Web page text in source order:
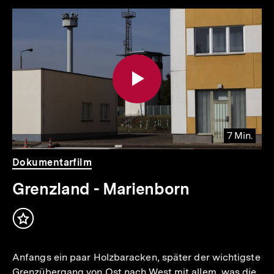
Inhaltskarousell
Inhalte
Inhaltskarussell
überspringen
7 Min.
Video
Dauer
7
Min.
Dokumentarfilm
Grenzland - Marienborn
Inhalt
Anfangs ein paar Holzbaracken, später der wichtigste
Grenzübergang von Ost nach West mit allem, was die